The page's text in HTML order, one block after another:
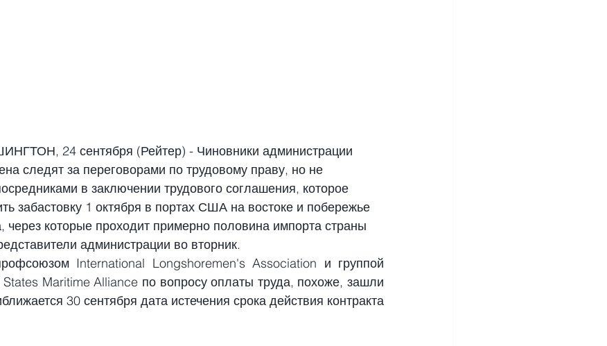
24 сентября (Рейтер) - Чиновники администрации
следят за переговорами по трудовому праву, но не
в заключении трудового соглашения, которое
забастовку 1 октября в портах США на востоке и побережье
через которые проходит примерно половина импорта страны
администрации во вторник.
International Longshoremen's Association и группой
States Maritime Alliance по вопросу оплаты труда, похоже, зашли
30 сентября дата истечения срока действия контракта